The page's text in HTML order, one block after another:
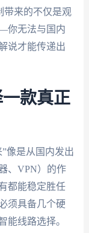
带来的不仅是观
你无法与国内
说才能传递出
款真正
像是从国内发出
、VPN）的作
都能稳定胜任
须具备几个硬
能线路选择。